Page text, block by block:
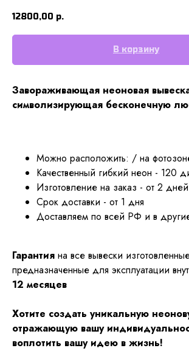
12800,00 р.
В корзину
Завораживающая неоновая
символизирующая бесконечную
Можно расположить: / на
Качественный гибкий неон - 120
Изготовление на заказ - от 2 дней
Срок доставки - от 1 дня
Доставляем по всей РФ и в
Гарантия на все вывески
предназначенные для эксплуатации
12 месяцев
Хотите создать уникальную
отражающую вашу
воплотить вашу идею в жизнь!